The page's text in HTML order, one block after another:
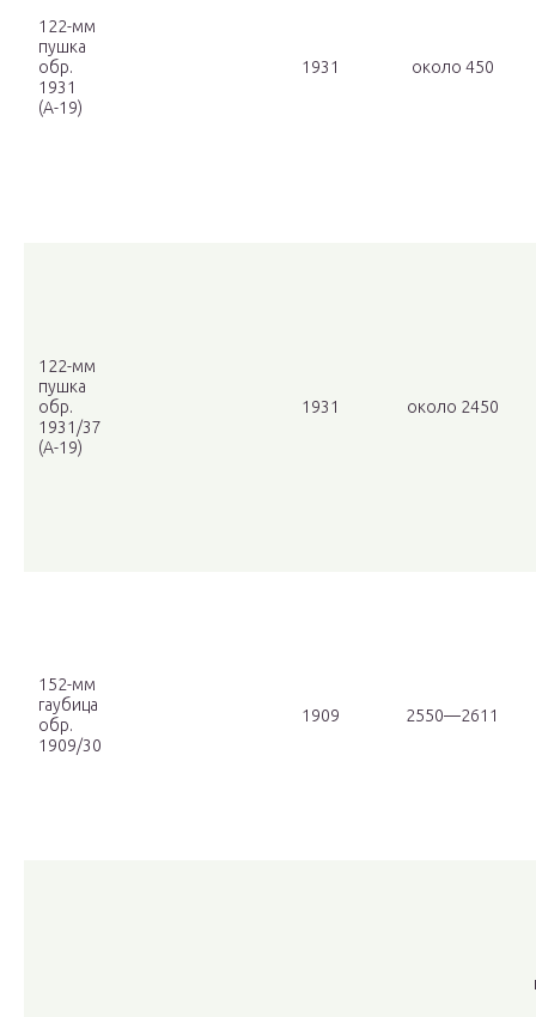
122-мм
пушка
обр.
1931
(А-19)
1931 около 450
122-мм
пушка
обр.
1931/37
(А-19)
1931
около 2450
152-мм
гаубица
обр.
1909/30
1909 2550—2611